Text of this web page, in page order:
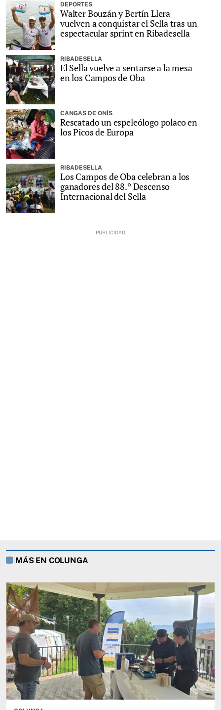
DEPORTES
Walter Bouzán y Bertín Llera
vuelven a conquistar el Sella tras un
espectacular sprint en Ribadesella
RIBADESELLA
El Sella vuelve a sentarse a la mesa
en los Campos de Oba
CANGAS DE ONÍS
Rescatado un espeleólogo polaco en
los Picos de Europa
RIBADESELLA
Los Campos de Oba celebran a los
ganadores del 88.º Descenso
Internacional del Sella
MÁS EN COLUNGA